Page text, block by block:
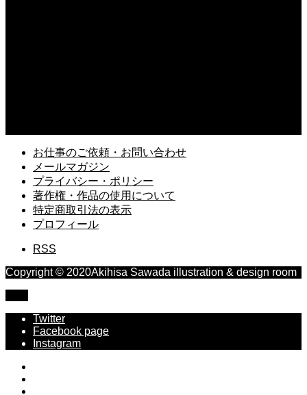
お仕事のご依頼・お問い合わせ
メールマガジン
プライバシー・ポリシー
著作権・作品の使用について
特定商取引法の表示
プロフィール
RSS
Copyright © 2020Akihisa Sawada illustration & design room
Twitter
Facebook page
Instagram